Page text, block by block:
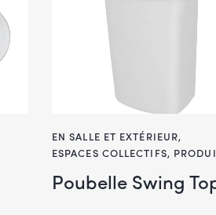
EN SALLE ET EXTÉRIEUR,
ESPACES COLLECTIFS,
Poubelle Swing